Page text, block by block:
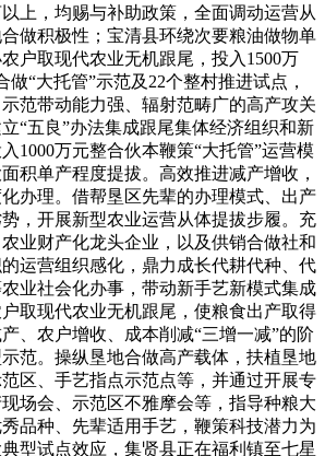
上，均赐与补助政策，全面调动运营从
做积极性；宝清县环绕次要粮油做物单
户取现代农业无机跟尾，投入1500万
做“大托管”示范及22个整村推进试点，
范带动能力强、辐射范畴广的高产攻关
“五良”办法集成跟尾集体经济组织和新
1000万元整合伙本鞭策“大托管”运营模
积单产程度提拔。高效推进减产增收，
办理。借帮垦区先辈的办理模式、出产
，开展新型农业运营从体提拔步履。充
业财产化龙头企业，以及供销合做社和
运营组织感化，鼎力成长代耕代种、代
业社会化办事，带动新手艺新模式集成
取现代农业无机跟尾，使粮食出产取得
、农户增收、成本削减“三增一减”的阶
范。操纵垦地合做高产载体，扶植垦地
区、手艺指点示范点等，并通过开展专
场会、示范区不雅摩会等，指导种粮大
品种、先辈适用手艺，鞭策科技潜力为
型试点效应，集贤县正在福利镇至七星